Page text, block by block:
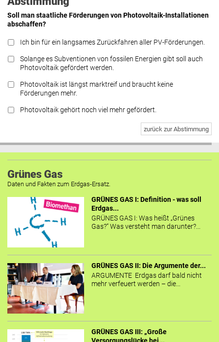
Soll man staatliche Förderungen von Photovoltaik-Installationen
abschaffen?
Ich bin für ein langsames Zurückfahren aller PV-Förderungen.
Solange es Subventionen von fossilen Energien gibt soll auch
Photovoltaik gefördert werden.
Photovoltaik ist längst marktreif und braucht keine
Förderungen mehr.
Photovoltaik gehört noch viel mehr gefördert.
zurück zur Abstimmung
Grünes Gas
Daten und Fakten zum Erdgas-Ersatz.
GRÜNES GAS I: Definition - was soll
Erdgas...
GRÜNES GAS I: Was heißt „Grünes
Gas?“ Was versteht man darunter?...
GRÜNES GAS II: Die Argumente der...
ARGUMENTE Erdgas darf bald nicht
mehr verfeuert werden – die...
GRÜNES GAS III: „Große